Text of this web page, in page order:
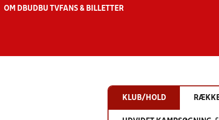
OM DBU DBU TV FANS & BILLETTER
KLUB/HOLD